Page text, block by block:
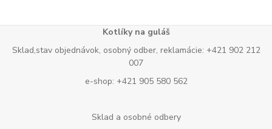
Kotlíky na guláš
Sklad,stav objednávok, osobný odber, reklamácie: +421 902 212
007
e-shop: +421 905 580 562
Sklad a osobné odbery